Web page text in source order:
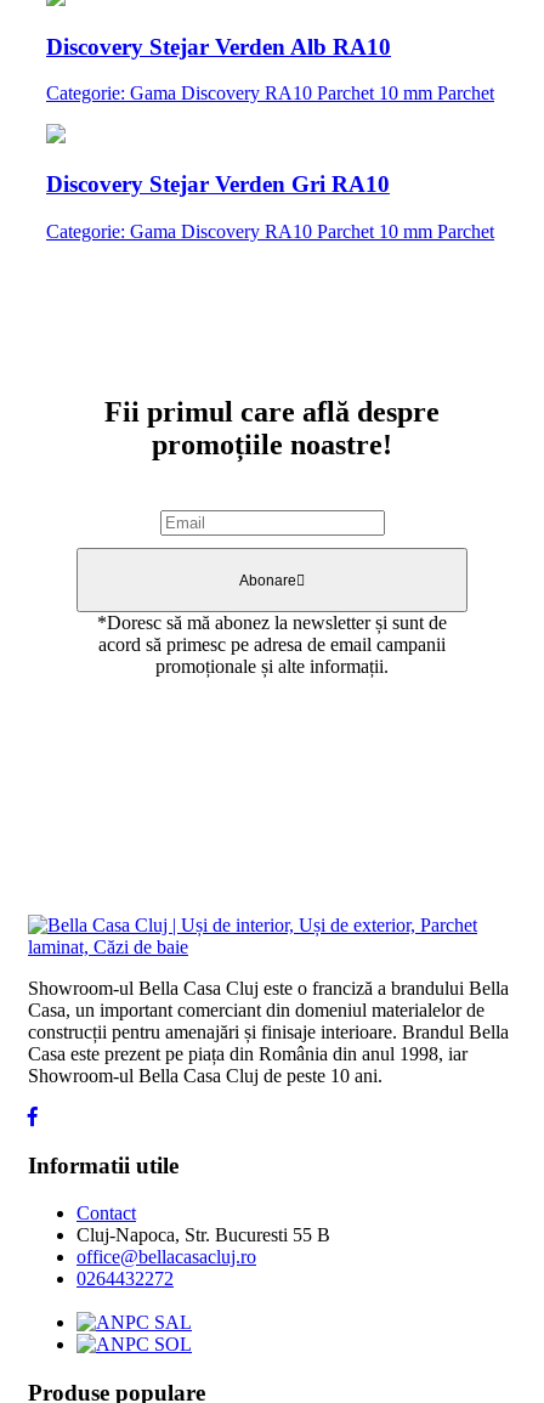
Discovery Stejar Verden Alb RA10
Categorie: Gama Discovery RA10 Parchet 10 mm Parchet
Discovery Stejar Verden Gri RA10
Categorie: Gama Discovery RA10 Parchet 10 mm Parchet
Fii primul care află despre
promoțiile noastre!
Abonare
*Doresc să mă abonez la newsletter și sunt de
acord să primesc pe adresa de email campanii
promoționale și alte informații.
Showroom-ul Bella Casa Cluj este o franciză a brandului Bella
Casa, un important comerciant din domeniul materialelor de
construcții pentru amenajări și finisaje interioare. Brandul Bella
Casa este prezent pe piața din România din anul 1998, iar
Showroom-ul Bella Casa Cluj de peste 10 ani.
Informatii utile
Contact
Cluj-Napoca, Str. Bucuresti 55 B
office@bellacasacluj.ro
0264432272
Produse populare